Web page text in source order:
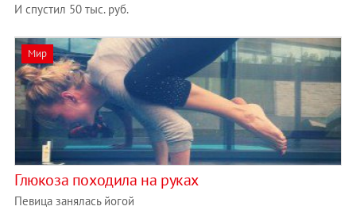
И спустил 50 тыс. руб.
Мир
Глюкоза походила на руках
Певица занялась йогой